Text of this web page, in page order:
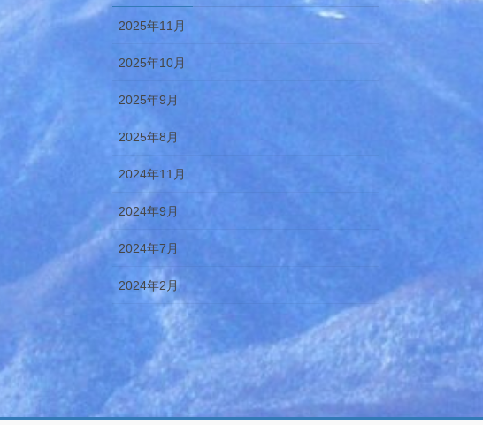
2025年11月
2025年10月
2025年9月
2025年8月
2024年11月
2024年9月
2024年7月
2024年2月